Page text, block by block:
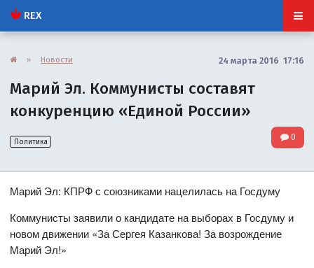
REX
» Новости 24 марта 2016 17:16
Марий Эл. Коммунисты составят
конкуренцию «Единой России»
Политика 0
Марий Эл: КПРФ с союзниками нацелилась на Госдуму
Коммунисты заявили о кандидате на выборах в Госдуму и
новом движении «За Сергея Казанкова! За возрождение
Марий Эл!»